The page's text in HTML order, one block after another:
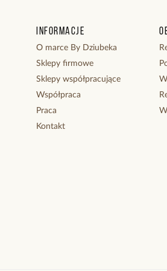
Informacje
O marce By Dziubeka
Sklepy firmowe
Sklepy współpracujące
Współpraca
Praca
Kontakt